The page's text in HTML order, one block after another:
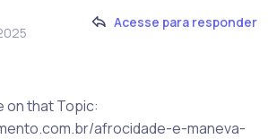
Acesse para responder
on that Topic:
afrocidade-e-maneva-